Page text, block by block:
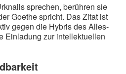
sprechen, berühren sie
Goethe spricht. Das Zitat ist
gegen die Hybris des Alles-
Einladung zur intellektuellen